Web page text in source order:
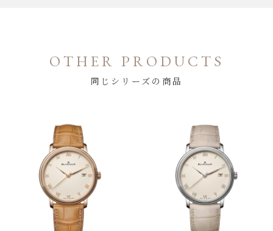
OTHER PRODUCTS
同じシリーズの商品